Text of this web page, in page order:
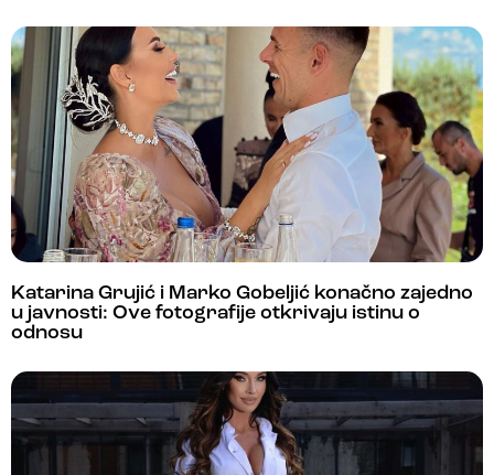
Katarina Grujić i Marko Gobeljić konačno zajedno
u javnosti: Ove fotografije otkrivaju istinu o
odnosu